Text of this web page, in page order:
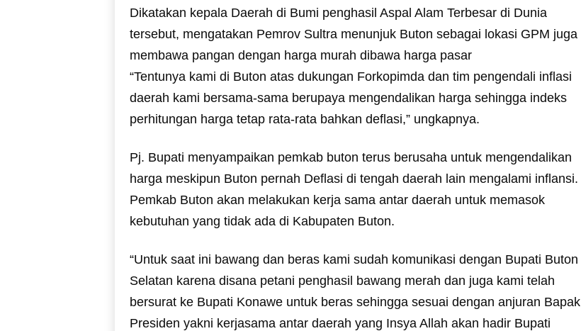
Dikatakan kepala Daerah di Bumi penghasil Aspal Alam Terbesar di Dunia
tersebut, mengatakan Pemrov Sultra menunjuk Buton sebagai lokasi GPM juga
membawa pangan dengan harga murah dibawa harga pasar
“Tentunya kami di Buton atas dukungan Forkopimda dan tim pengendali inflasi
daerah kami bersama-sama berupaya mengendalikan harga sehingga indeks
perhitungan harga tetap rata-rata bahkan deflasi,” ungkapnya.
Pj. Bupati menyampaikan pemkab buton terus berusaha untuk mengendalikan
harga meskipun Buton pernah Deflasi di tengah daerah lain mengalami inflansi.
Pemkab Buton akan melakukan kerja sama antar daerah untuk memasok
kebutuhan yang tidak ada di Kabupaten Buton.
“Untuk saat ini bawang dan beras kami sudah komunikasi dengan Bupati Buton
Selatan karena disana petani penghasil bawang merah dan juga kami telah
bersurat ke Bupati Konawe untuk beras sehingga sesuai dengan anjuran Bapak
Presiden yakni kerjasama antar daerah yang Insya Allah akan hadir Bupati